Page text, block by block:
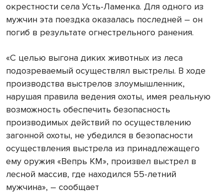
окрестности села Усть-Ламенка. Для одного из
мужчин эта поездка оказалась последней – он
погиб в результате огнестрельного ранения.
«С целью выгона диких животных из леса
подозреваемый осуществлял выстрелы. В ходе
производства выстрелов злоумышленник,
нарушая правила ведения охоты, имея реальную
возможность обеспечить безопасность
производимых действий по осуществлению
загонной охоты, не убедился в безопасности
осуществления выстрела из принадлежащего
ему оружия «Вепрь КМ», произвел выстрел в
лесной массив, где находился 55-летний
мужчина», – сообщает